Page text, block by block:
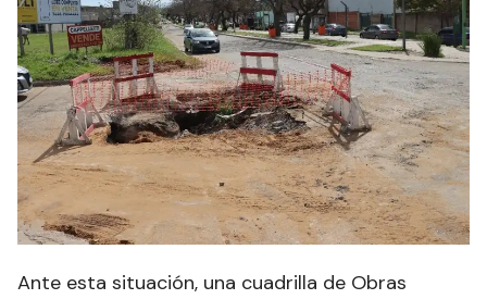
Ante esta situación, una cuadrilla de Obras